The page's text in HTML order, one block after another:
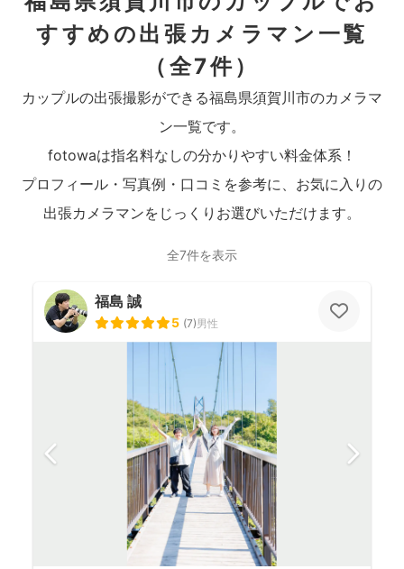
すすめの出張カメラマン一覧
（全7件）
カップルの出張撮影ができる福島県須賀川市のカメラマ
ン一覧です。
fotowaは指名料なしの分かりやすい料金体系！
プロフィール・写真例・口コミを参考に、お気に入りの
出張カメラマンをじっくりお選びいただけます。
全7件を表示
福島 誠
5 (7)男性